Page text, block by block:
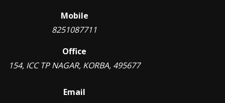
Mobile
8251087711
Office
154, ICC TP NAGAR, KORBA, 495677
Email